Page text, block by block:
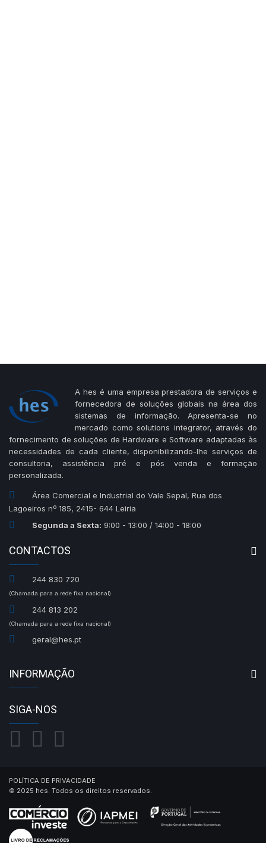
A hes é uma empresa prestadora de serviços e
fornecedora de soluções globais na área dos
sistemas de informação. Apresenta-se no
mercado como solutions integrator, através do
fornecimento de soluções de Hardware e Software adaptadas às
necessidades de cada cliente, disponibilizando-lhe serviços de
consultoria, assistência pré e pós venda e formação
personalizada.
Área Comercial e Industrial do Vale Sepal, Rua dos
Lagoeiros nº 185, 2415- 644 Leiria
Segunda a Sexta: 9:00 - 13:00 / 14:00 - 18:00
CONTACTOS
244 830 720
(Chamada para a rede fixa nacional)
244 813 202
(Chamada para a rede fixa nacional)
geral@hes.pt
INFORMAÇÃO
SIGA-NOS
POLÍTICA DE PRIVACIDADE
© 2025 hes. Todos os direitos reservados.